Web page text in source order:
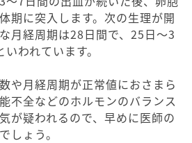
期に突入します。次の生理が開
月経周期は28日間で、25日～3
われています。
や月経周期が正常値におさまら
不全などのホルモンのバランス
が疑われるので、早めに医師の
しょう。